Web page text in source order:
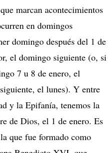
marcan acontecimientos
en domingos
domingo después del 1 de
el domingo siguiente (o, si
7 u 8 de enero, el
el lunes). Y entre
y la Epifanía, tenemos la
de Dios, el 1 de enero. Es
que fue formado como